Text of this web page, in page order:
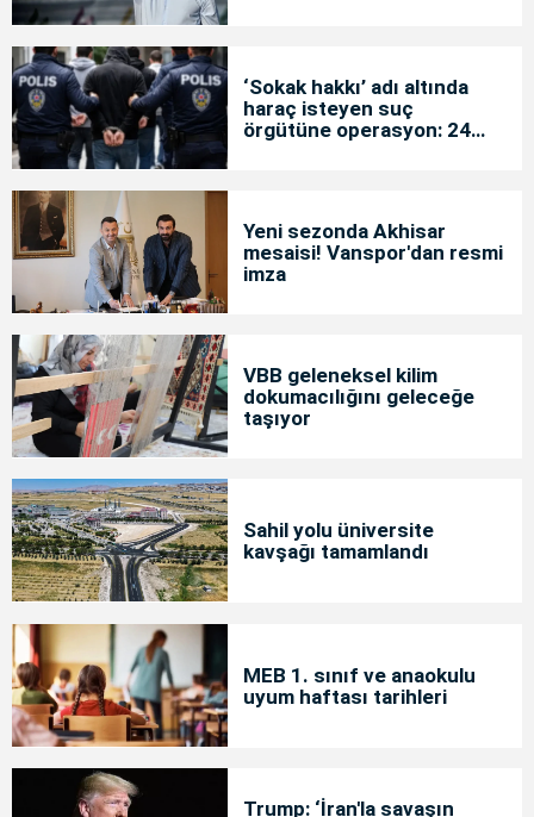
‘Sokak hakkı’ adı altında
haraç isteyen suç
örgütüne operasyon: 24
Yeni sezonda Akhisar
mesaisi! Vanspor'dan resmi
imza
VBB geleneksel kilim
dokumacılığını geleceğe
taşıyor
Sahil yolu üniversite
kavşağı tamamlandı
MEB 1. sınıf ve anaokulu
uyum haftası tarihleri
Trump: ‘İran'la savaşın